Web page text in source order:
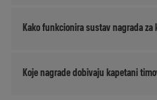
Kako funkcionira sustav nagrada za
Koje nagrade dobivaju kapetani